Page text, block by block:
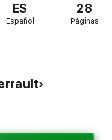
ES
Español
28
Páginas